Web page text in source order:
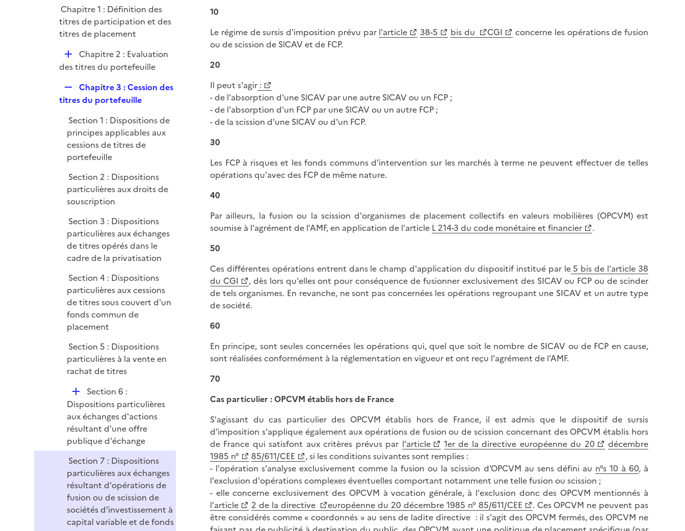
i
e
r
Chapitre 1 : Définition des
titres de participation et des
titres de placement
D
é
i
r
Chapitre 2 : Evaluation
des titres du portefeuille
e
l
i
e
r
Chapitre 3 : Cession des
titres du portefeuille
Section 1 : Dispositions de
principes applicables aux
cessions de titres de
portefeuille
Section 2 : Dispositions
particulières aux droits de
souscription
Section 3 : Dispositions
particulières aux échanges
de titres opérés dans le
cadre de la privatisation
Section 4 : Dispositions
particulières aux cessions
de titres sous couvert d'un
fonds commun de
placement
Section 5 : Dispositions
particulières à la vente en
rachat de titres
D
é
p
l
i
e
r
Section 6 :
Dispositions particulières
aux échanges d'actions
résultant d'une offre
publique d'échange
Section 7 : Dispositions
particulières aux échanges
résultant d'opérations de
fusion ou de scission de
sociétés d'investissement à
capital variable et de fonds
10
Le régime de sursis d'imposition prévu par l'article 38-5 bis du CGI
concerne les opérations de fusion
ou de scission de SlCAV et de FCP.
20
Il peut s'agir :
- de l'absorption d'une SlCAV par une autre SlCAV ou un FCP ;
- de l'absorption d'un FCP par une SlCAV ou un autre FCP ;
- de la scission d'une SlCAV ou d'un FCP.
30
Les FCP à risques et les fonds communs d'intervention sur les marchés à terme ne peuvent effectuer de telles
opérations qu'avec des FCP de même nature.
40
Par ailleurs, la fusion ou la scission d'organismes de placement collectifs en valeurs mobilières (OPCVM) est
soumise à l'agrément de l'AMF, en application de l'article L 214-3 du code monétaire et financier
.
50
Ces différentes opérations entrent dans le champ d'application du dispositif institué par le5 bis de l'article 38
du CGI
, dès lors qu'elles ont pour conséquence de fusionner exclusivement des SICAV ou FCP ou de scinder
de tels organismes. En revanche, ne sont pas concernées les opérations regroupant une SICAV et un autre type
de société.
60
En principe, sont seules concernées les opérations qui, quel que soit le nombre de SICAV ou de FCP en cause,
sont réalisées conformément à la réglementation en vigueur et ont reçu l'agrément de l'AMF.
70
Cas particulier : OPCVM établis hors de France
S'agissant du cas particulier des OPCVM établis hors de France, il est admis que le dispositif de sursis
d'imposition s'applique également aux opérations de fusion ou de scission concernant des OPCVM établis hors
de France qui satisfont aux critères prévus par l'article 1er de la directive européenne du 20
décembre
1985 n°
85/611/CEE
, si les conditions suivantes sont remplies :
- l'opération s'analyse exclusivement comme la fusion ou la scission d'OPCVM au sens défini au n°s 10 à 60, à
l'exclusion d'opérations complexes éventuelles comportant notamment une telle fusion ou scission ;
- elle concerne exclusivement des OPCVM à vocation générale, à l'exclusion donc des OPCVM mentionnés à
l'article
2 de la directive européenne du 20 décembre 1985 n° 85/611/CEE
. Ces OPCVM ne peuvent pas
être considérés comme « coordonnés » au sens de ladite directive : il s'agit des OPCVM fermés, des OPCVM ne